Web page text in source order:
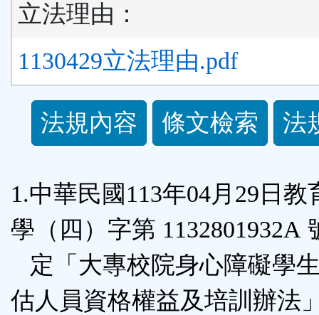
立法理由：
1130429立法理由.pdf
規
功
能
按
鈕
法規內容 條文檢索 法
1.中華民國113年04月29日教
學（四）字第 1132801932A
定「大專校院身心障礙學
估人員資格權益及培訓辦法